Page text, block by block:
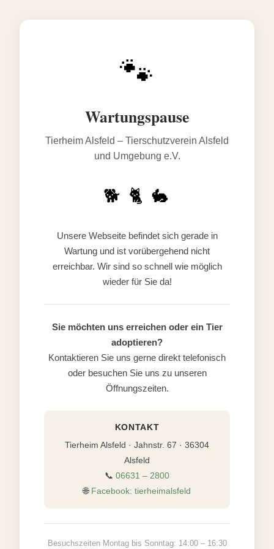
🐾
Wartungspause
Tierheim Alsfeld – Tierschutzverein Alsfeld
und Umgebung e.V.
🐕 🐈 🐇
Unsere Webseite befindet sich gerade in
Wartung und ist vorübergehend nicht
erreichbar. Wir sind so schnell wie möglich
wieder für Sie da!
Sie möchten uns erreichen oder ein Tier
adoptieren?
Kontaktieren Sie uns gerne direkt telefonisch
oder besuchen Sie uns zu unseren
Öffnungszeiten.
KONTAKT
Tierheim Alsfeld · Jahnstr. 67 · 36304
Alsfeld
📞 06631 – 2800
🌐 Facebook: tierheimalsfeld
Besuchszeiten Montag bis Sonntag: 14:00 – 16:30